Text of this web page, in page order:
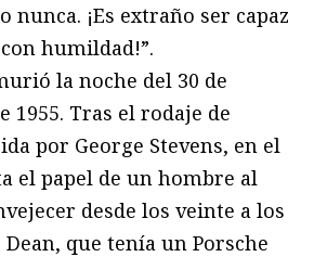
nunca. ¡Es extraño ser capaz
humildad!”.
la noche del 30 de
1955. Tras el rodaje de
por George Stevens, en el
el papel de un hombre al
desde los veinte a los
Dean, que tenía un Porsche